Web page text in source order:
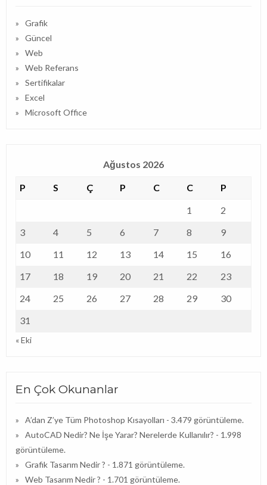
Grafik
Güncel
Web
Web Referans
Sertifikalar
Excel
Microsoft Office
Ağustos 2026
P S Ç P C C
P
1
2
3
4 5 6 7 8
9
10
11 12 13 14 15
16
17
18 19 20 21 22
23
24
25 26 27 28 29
30
31
« Eki
En Çok Okunanlar
A’dan Z’ye Tüm Photoshop Kısayolları - 3.479 görüntüleme.
AutoCAD Nedir? Ne İşe Yarar? Nerelerde Kullanılır? - 1.998
görüntüleme.
Grafik Tasarım Nedir ? - 1.871 görüntüleme.
Web Tasarım Nedir ? - 1.701 görüntüleme.